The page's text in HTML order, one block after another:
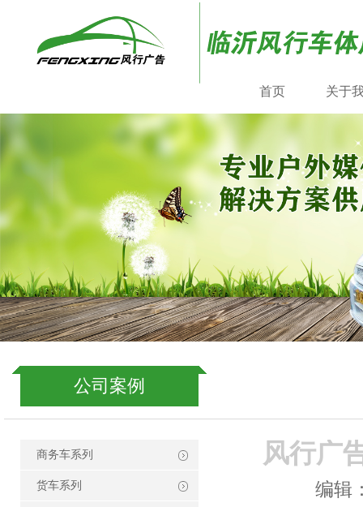
首页 关于
公司案例
商务车系列
货车系列
风行广
编辑